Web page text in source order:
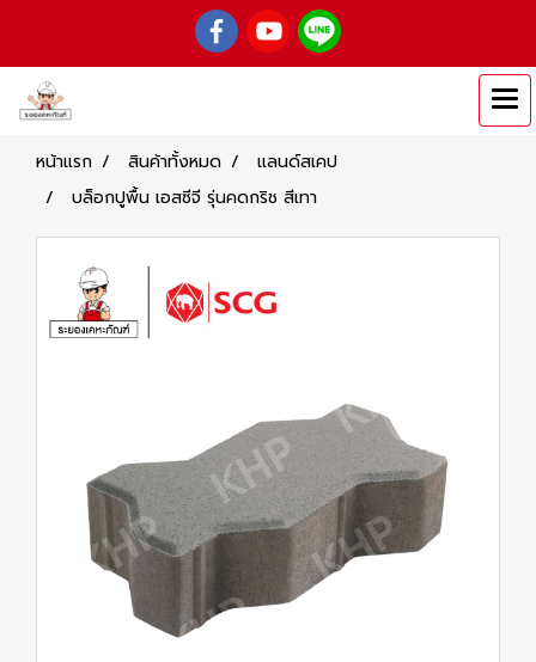
หน้าแรก สินค้าทั้งหมด
แลนด์สเคป
บล็อกปูพื้น เอสซีจี รุ่นคดกริช สีเทา